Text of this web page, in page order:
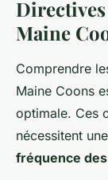
Maine
Comprendre
Maine Coons
optimale. Ces
nécessitent
fréquence